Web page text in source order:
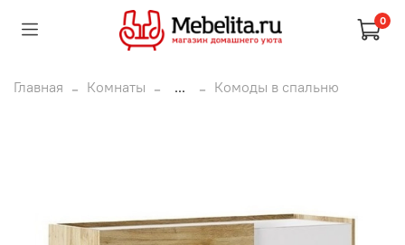
0
Главная Комнаты ... Комоды в спальню